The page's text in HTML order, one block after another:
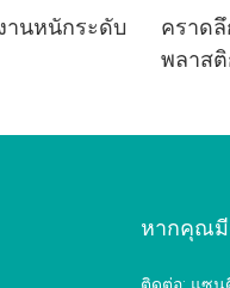
านหนักระดับ
คราด
พลาส
หากคุณมี